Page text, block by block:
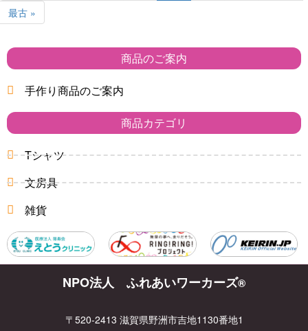
最古 »
商品のご案内
手作り商品のご案内
商品カテゴリ
Tシャツ
文房具
雑貨
NPO法人 ふれあいワーカーズ®
〒520-2413 滋賀県野洲市吉地1130番地1